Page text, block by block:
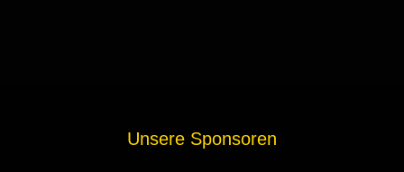
Unsere Sponsoren